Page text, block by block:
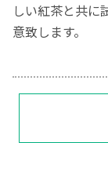
しい紅茶と共に
意致します。